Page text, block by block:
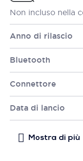
Non incluso nella
Anno di rilascio
Bluetooth
Connettore
Data di lancio